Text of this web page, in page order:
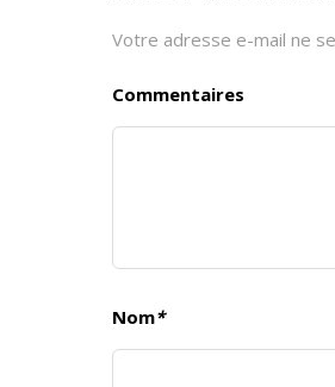
Votre adresse e-mail ne
Commentaires
Nom*